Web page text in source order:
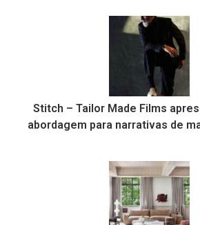
Stitch – Tailor Made Films
abordagem para narrativas de